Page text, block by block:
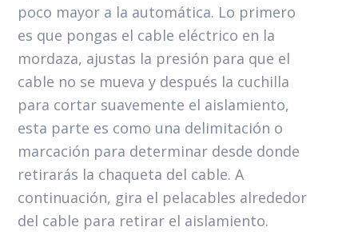
poco mayor a la automática. Lo primero
es que pongas el cable eléctrico en la
mordaza, ajustas la presión para que el
cable no se mueva y después la cuchilla
para cortar suavemente el aislamiento,
esta parte es como una delimitación o
marcación para determinar desde donde
retirarás la chaqueta del cable. A
continuación, gira el pelacables alrededor
del cable para retirar el aislamiento.